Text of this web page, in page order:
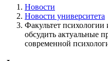
Новости
Новости университета
Факультет
обсудить актуальные
современной